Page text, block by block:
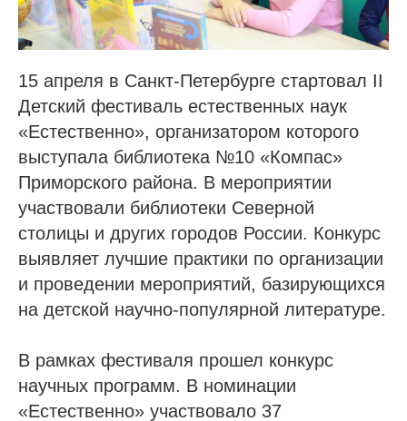
15 апреля в Санкт-Петербурге стартовал II
Детский фестиваль естественных наук
«Естественно», организатором которого
выступала библиотека №10 «Компас»
Приморского района. В мероприятии
участвовали библиотеки Северной
столицы и других городов России. Конкурс
выявляет лучшие практики по организации
и проведении мероприятий, базирующихся
на детской научно-популярной литературе.
В рамках фестиваля прошел конкурс
научных программ. В номинации
«Естественно» участвовало 37